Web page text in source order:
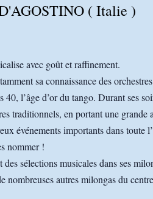
( Italie )
avec goût et raffinement.
sa connaissance des
40, l’âge d’or du tango. Durant ses
traditionnels, en portant une grande
événements importants dans toute
nommer !
des sélections musicales dans ses
nombreuses autres milongas du